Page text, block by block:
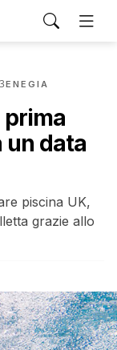
ENEGIA
prima
un data
piscina UK,
grazie allo